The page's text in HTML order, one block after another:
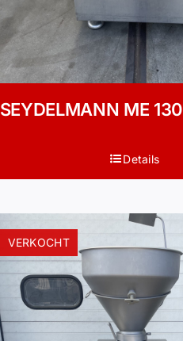
SEYDELMANN ME 130
Details
VERKOCHT